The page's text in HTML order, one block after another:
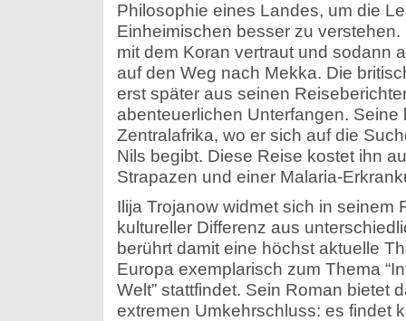
Philosophie eines Landes, um die
Einheimischen besser zu
mit dem Koran vertraut und sodann
auf den Weg nach Mekka. Die
erst später aus seinen
abenteuerlichen Unterfangen. Seine
Zentralafrika, wo er sich auf die
Nils begibt. Diese Reise kostet ihn
Strapazen und einer Malaria-
Ilija Trojanow widmet sich in seinem
kultureller Differenz aus
berührt damit eine höchst aktuelle
Europa exemplarisch zum Thema
Welt” stattfindet. Sein Roman bietet
extremen Umkehrschluss: es findet